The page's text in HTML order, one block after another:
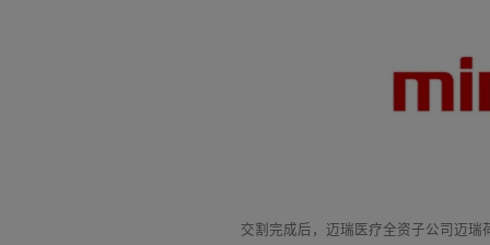
交割完成后，迈瑞医疗全资子公司迈瑞